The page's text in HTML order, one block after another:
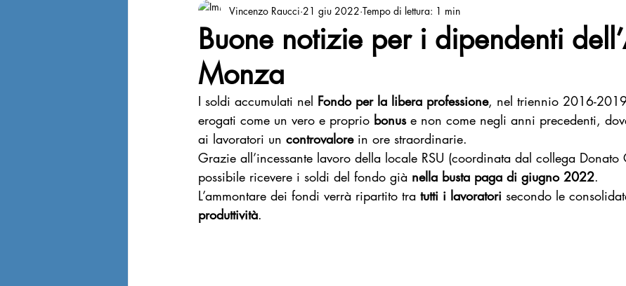
Buone notizie per i dipendenti
Monza
Vincenzo Raucci 21 giu 2022 Tempo di lettura: 1 min
I soldi accumulati nel Fondo per la libera professione, nel triennio 2016-
erogati come un vero e proprio bonus e non come negli anni precedenti,
ai lavoratori un controvalore in ore straordinarie.
Grazie all’incessante lavoro della locale RSU (coordinata dal collega Donato
possibile ricevere i soldi del fondo già nella busta paga di giugno 2022.
L’ammontare dei fondi verrà ripartito tra tutti i lavoratori secondo le
produttività.